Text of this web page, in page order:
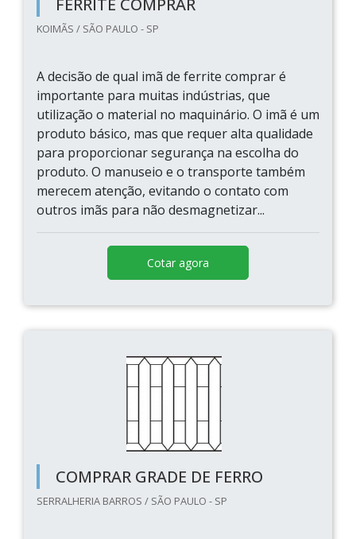
FERRITE COMPRAR
KOIMÃS / SÃO PAULO - SP
A decisão de qual imã de ferrite comprar é
importante para muitas indústrias, que
utilização o material no maquinário. O imã é um
produto básico, mas que requer alta qualidade
para proporcionar segurança na escolha do
produto. O manuseio e o transporte também
merecem atenção, evitando o contato com
outros imãs para não desmagnetizar...
Cotar agora
COMPRAR GRADE DE FERRO
SERRALHERIA BARROS / SÃO PAULO - SP